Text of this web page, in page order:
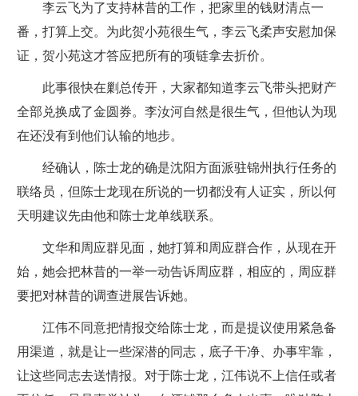
李云飞为了支持林昔的工作，把家里的钱财清点一
番，打算上交。为此贺小苑很生气，李云飞柔声安慰加保
证，贺小苑这才答应把所有的项链拿去折价。
此事很快在剿总传开，大家都知道李云飞带头把财产
全部兑换成了金圆券。李汝河自然是很生气，但他认为现
在还没有到他们认输的地步。
经确认，陈士龙的确是沈阳方面派驻锦州执行任务的
联络员，但陈士龙现在所说的一切都没有人证实，所以何
天明建议先由他和陈士龙单线联系。
文华和周应群见面，她打算和周应群合作，从现在开
始，她会把林昔的一举一动告诉周应群，相应的，周应群
要把对林昔的调查进展告诉她。
江伟不同意把情报交给陈士龙，而是提议使用紧急备
用渠道，就是让一些深潜的同志，底子干净、办事牢靠，
让这些同志去送情报。对于陈士龙，江伟说不上信任或者